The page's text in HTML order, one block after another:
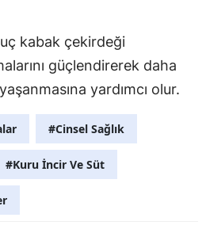
kabak çekirdeği
güçlendirerek daha
yardımcı olur.
#Cinsel Sağlık
#Kuru İncir Ve Süt